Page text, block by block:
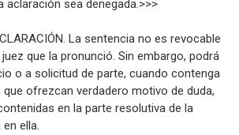
aclaración sea denegada.>>>
La sentencia no es revocable
que la pronunció. Sin embargo, podrá
o a solicitud de parte, cuando contenga
ofrezcan verdadero motivo de duda,
en la parte resolutiva de la
ella.